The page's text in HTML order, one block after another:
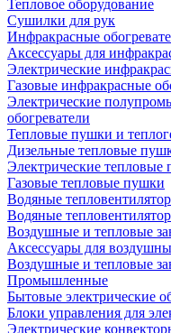
Тепловое оборудование
Сушилки для рук
Инфракрасные
Аксессуары для
Электрические
Газовые инфракрасные
Электрические
обогреватели
Тепловые пушки и
Дизельные тепловые
Электрические тепловые
Газовые тепловые пушки
Водяные
Водяные
Воздушные и тепловые
Аксессуары для
Воздушные и тепловые
Промышленные
Бытовые электрические
Блоки управления для
Электрические